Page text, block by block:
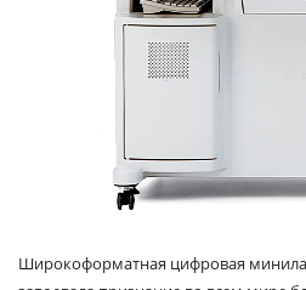
Широкоформатная цифровая